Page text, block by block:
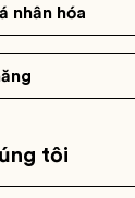
nhân hóa
tôi